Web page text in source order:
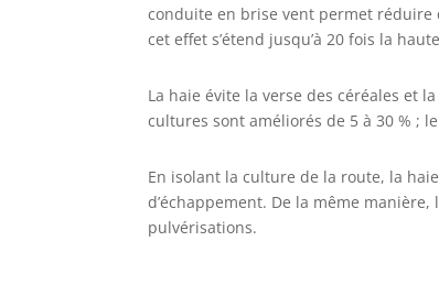
conduite en brise vent permet réduire
cet effet s’étend jusqu’à 20 fois la
La haie évite la verse des céréales et
cultures sont améliorés de 5 à 30 % ;
En isolant la culture de la route, la
d’échappement. De la même
pulvérisations.